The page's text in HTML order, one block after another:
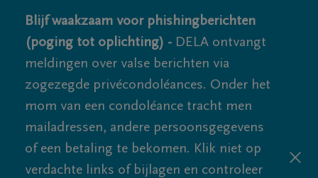
Blijf waakzaam voor phishingberichten
(poging tot oplichting) - DELA ontvangt
meldingen over valse berichten via
zogezegde privécondoléances. Onder het
mom van een condoléance tracht men
mailadressen, andere persoonsgegevens
of een betaling te bekomen. Klik niet op
verdachte links of bijlagen en controleer